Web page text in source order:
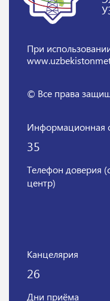
При
© Все права
Информационная
35
Телефон доверия
центр)
Канцелярия
26
Дни приёма